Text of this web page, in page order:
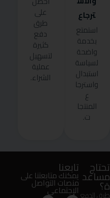
ترجاع
استمتع
بخدمة
واضحة
لسياسة
استبدال
واسترجا
ع
المنتجا
ت.
على
طرق
دفع
كثيرة
لتسهيل
عملية
الشراء.
تحتاج
مساعد
ة؟
تابعنا
يمكنك متابعتنا على
منصات التواصل
الإجتماعى